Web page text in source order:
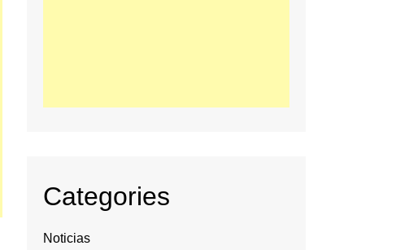
Categories
Noticias